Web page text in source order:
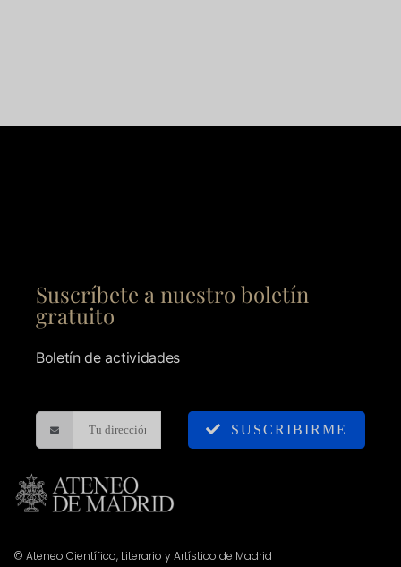
Suscríbete a nuestro boletín
gratuito
Boletín de actividades
SUSCRIBIRME
© Ateneo Científico, Literario y Artístico de Madrid